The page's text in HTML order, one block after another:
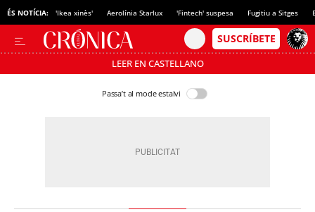
ÉS NOTÍCIA: 'Ikea xinès' Aerolínia Starlux 'Fintech' suspesa Fugitiu a Sitges
LEER EN CASTELLANO
Passa’t al mode estalvi